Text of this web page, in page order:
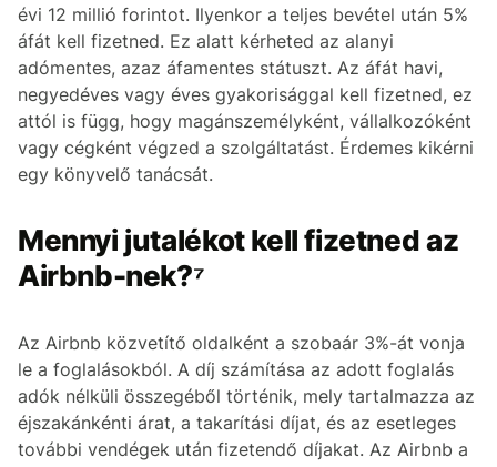
évi 12 millió forintot. Ilyenkor a teljes bevétel után 5%
áfát kell fizetned. Ez alatt kérheted az alanyi
adómentes, azaz áfamentes státuszt. Az áfát havi,
negyedéves vagy éves gyakorisággal kell fizetned, ez
attól is függ, hogy magánszemélyként, vállalkozóként
vagy cégként végzed a szolgáltatást. Érdemes kikérni
egy könyvelő tanácsát.
Mennyi jutalékot kell fizetned az
Airbnb-nek?⁷
Az Airbnb közvetítő oldalként a szobaár 3%-át vonja
le a foglalásokból. A díj számítása az adott foglalás
adók nélküli összegéből történik, mely tartalmazza az
éjszakánkénti árat, a takarítási díjat, és az esetleges
további vendégek után fizetendő díjakat. Az Airbnb a